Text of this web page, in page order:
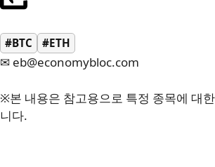
#BTC #ETH
✉ eb@economybloc.com
※본 내용은 참고용으로 특정 종목에 대
니다.